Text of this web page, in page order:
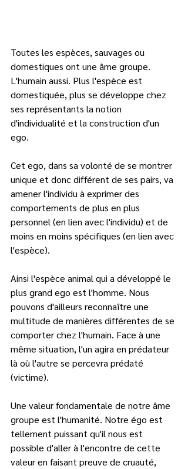
Toutes les espèces, sauvages ou
domestiques ont une âme groupe.
L'humain aussi. Plus l'espèce est
domestiquée, plus se développe chez
ses représentants la notion
d'individualité et la construction d'un
ego.
Cet ego, dans sa volonté de se montrer
unique et donc différent de ses pairs, va
amener l'individu à exprimer des
comportements de plus en plus
personnel (en lien avec l'individu) et de
moins en moins spécifiques (en lien avec
l'espèce).
Ainsi l'espèce animal qui a développé le
plus grand ego est l'homme. Nous
pouvons d'ailleurs reconnaître une
multitude de manières différentes de se
comporter chez l'humain. Face à une
même situation, l'un agira en prédateur
là où l'autre se percevra prédaté
(victime).
Une valeur fondamentale de notre âme
groupe est l'humanité. Notre égo est
tellement puissant qu'il nous est
possible d'aller à l'encontre de cette
valeur en faisant preuve de cruauté,